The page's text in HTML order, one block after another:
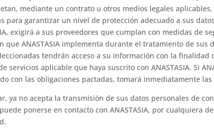
mediante un contrato u otros medios legales
para garantizar un nivel de protección adecuado a sus
exigirá a sus proveedores que cumplan con medidas de
que ANASTASIA implementa durante el tratamiento de sus
tendrán acceso a su información con la finalidad
servicios aplicable que haya suscrito con ANASTASIA. Si
con las obligaciones pactadas, tomará inmediatamente
ya no acepta la transmisión de sus datos personales de
ponerse en contacto con ANASTASIA, por cualquiera